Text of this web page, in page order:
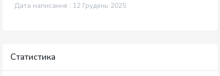
Дата написання : 12 Грудень 2025
Статистика